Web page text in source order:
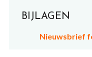
BIJLAGEN
Nieuwsbrief